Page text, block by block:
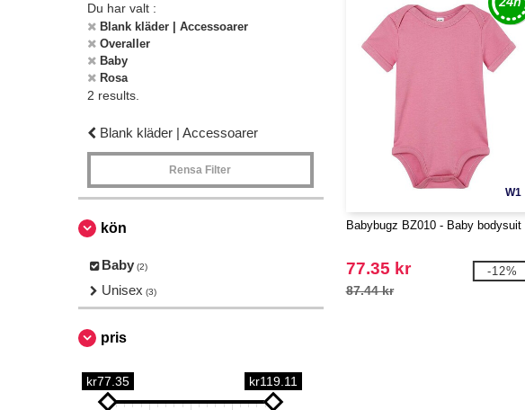
Du har valt :
Blank kläder | Accessoarer
Overaller
Baby
Rosa
2 results.
Blank kläder | Accessoarer
Rensa Filter
kön
Baby (2)
Unisex (3)
pris
kr77.35 kr119.11
W1
Babybugz BZ010 - Baby bodysuit
77.35 kr
87.44 kr
-12%